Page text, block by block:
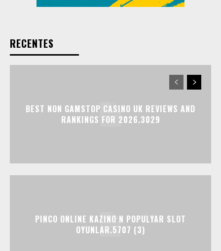
RECENTES
BEST NON GAMSTOP CASINO UK REVIEWS AND
RANKINGS FOR 2026.3029
PINCO ONLINE KAZINO N POPULYAR SLOT
OYUNLAR.5707 (3)